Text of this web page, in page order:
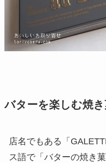
バターを楽しむ焼
店名でもある「
ス語で「バターの焼き